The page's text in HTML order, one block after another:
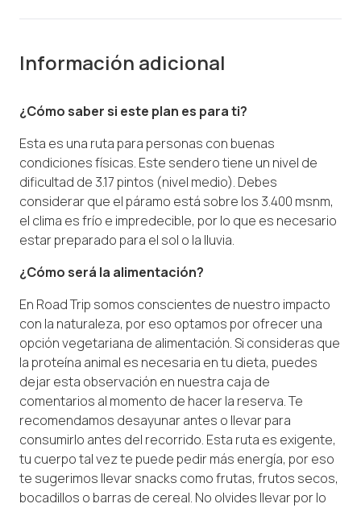
Información adicional
¿Cómo saber si este plan es para ti?
Esta es una ruta para personas con buenas
condiciones físicas. Este sendero tiene un nivel de
dificultad de 3.17 pintos (nivel medio). Debes
considerar que el páramo está sobre los 3.400 msnm,
el clima es frío e impredecible, por lo que es necesario
estar preparado para el sol o la lluvia.
¿Cómo será la alimentación?
En Road Trip somos conscientes de nuestro impacto
con la naturaleza, por eso optamos por ofrecer una
opción vegetariana de alimentación. Si consideras que
la proteína animal es necesaria en tu dieta, puedes
dejar esta observación en nuestra caja de
comentarios al momento de hacer la reserva. Te
recomendamos desayunar antes o llevar para
consumirlo antes del recorrido. Esta ruta es exigente,
tu cuerpo tal vez te puede pedir más energía, por eso
te sugerimos llevar snacks como frutas, frutos secos,
bocadillos o barras de cereal. No olvides llevar por lo